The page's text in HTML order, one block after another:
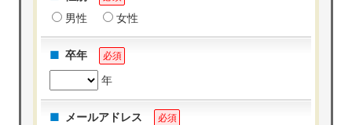
男性 女性
卒年 必須
年
メールアドレス 必須